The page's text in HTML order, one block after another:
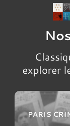
explorer
PARIS